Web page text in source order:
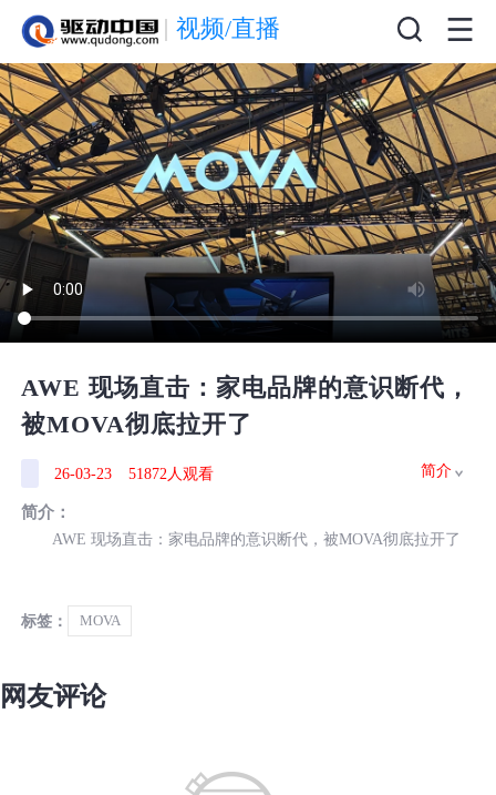
视频/直播
AWE 现场直击：家电品牌的意识断代，
被MOVA彻底拉开了
26-03-23 51872人观看 简介
简介：
AWE 现场直击：家电品牌的意识断代，被MOVA彻底拉开了
标签： MOVA
网友评论